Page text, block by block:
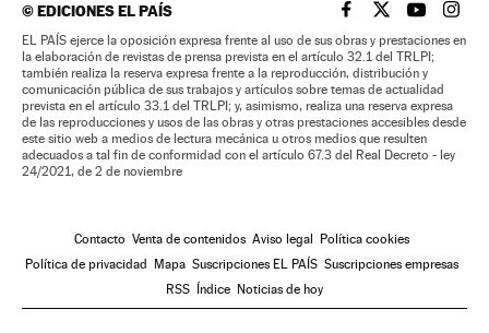
©EDICIONES EL PAÍS EL PAÍS BRASIL EN
EL PAÍSEL PAÍS
EL
EL PAÍS ejerce la oposición expresa frente al uso de sus obras y prestaciones en
la elaboración de revistas de prensa prevista en el artículo 32.1 del TRLPI;
también realiza la reserva expresa frente a la reproducción, distribución y
comunicación pública de sus trabajos y artículos sobre temas de actualidad
prevista en el artículo 33.1 del TRLPI; y, asimismo, realiza una reserva expresa
de las reproducciones y usos de las obras y otras prestaciones accesibles desde
este sitio web a medios de lectura mecánica u otros medios que resulten
adecuados a tal fin de conformidad con el artículo 67.3 del Real Decreto - ley
24/2021, de 2 de noviembre
Contacto Venta de contenidos Aviso legal
Política cookies
Política de privacidad
Mapa Suscripciones EL PAÍS Suscripciones empresas
RSS
Índice Noticias de hoy